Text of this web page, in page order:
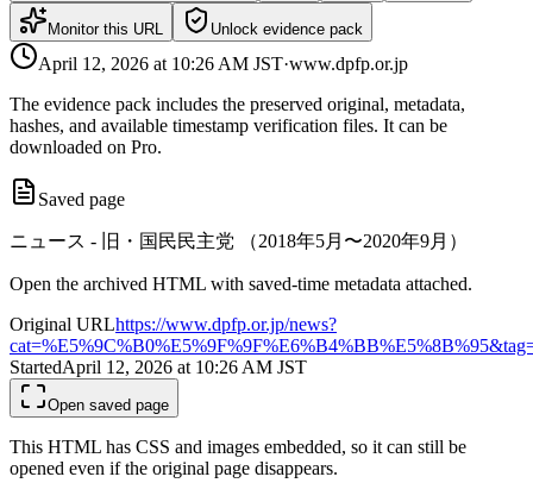
Monitor this URL Unlock evidence pack
April 12, 2026 at 10:26 AM JST·www.dpfp.or.jp
The evidence pack includes the preserved original, metadata,
hashes, and available timestamp verification files. It can be
downloaded on Pro.
Saved page
ニュース - 旧・国民民主党 （2018年5月〜2020年9月）
Open the archived HTML with saved-time metadata attached.
Original URLhttps://www.dpfp.or.jp/news?
StartedApril 12, 2026 at 10:26 AM JST
Open saved page
This HTML has CSS and images embedded, so it can still be
opened even if the original page disappears.